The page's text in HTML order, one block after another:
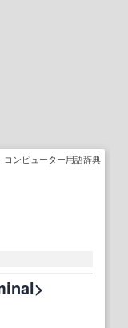
コンピューター用語辞典